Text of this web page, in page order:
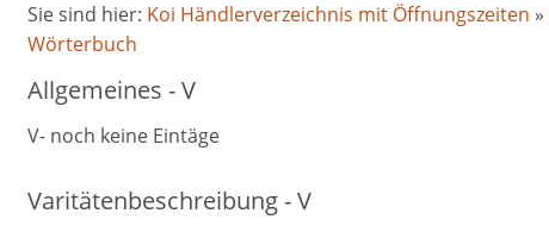
Sie sind hier: Koi Händlerverzeichnis mit Öffnungszeiten »
Wörterbuch
Allgemeines - V
V- noch keine Eintäge
Varitätenbeschreibung - V